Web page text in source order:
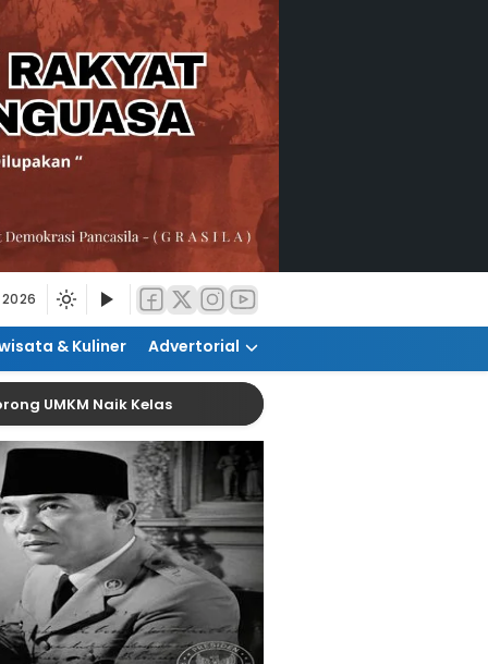
& Kuliner Advertorial
Naik Kelas Pemanfaatan AI Diharap